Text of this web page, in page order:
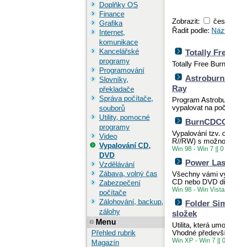
Zobrazit:
Řadit podle:
Totally
Totally Free
Ray
Program
vypalovat na
Vypalování tzv.
R//RW) s
Win 98 - Win 7 0
Power
Všechny vámi
CD nebo DVD
Win 98 - Win Vista
Folder
složek
Utilita, která
Vhodné
Win XP - Win 7
Doplňky OS
Finance
Grafika
Internet,
komunikace
Kancelářské
programy
Programování
Slovníky,
překladače
Správa počítače,
souborů
Utility, pomocné
programy
Video
Vypalování CD,
DVD
Vzdělávání
Zábava, volný čas
Zabezpečení
počítače
Zálohování, backup,
zálohy
Menu
Přehled rubrik
Magazín